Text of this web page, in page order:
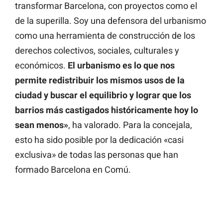
transformar Barcelona, con proyectos como el
de la superilla. Soy una defensora del urbanismo
como una herramienta de construcción de los
derechos colectivos, sociales, culturales y
económicos. El urbanismo es lo que nos
permite redistribuir los mismos usos de la
ciudad y buscar el equilibrio y lograr que los
barrios más castigados históricamente hoy lo
sean menos», ha valorado. Para la concejala,
esto ha sido posible por la dedicación «casi
exclusiva» de todas las personas que han
formado Barcelona en Comú.